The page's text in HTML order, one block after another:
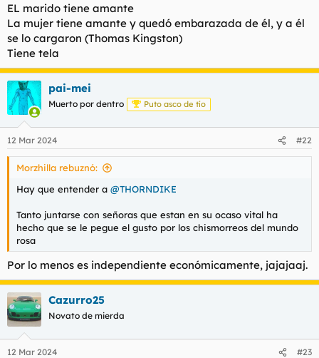
:
EL marido tiene amante
La mujer tiene amante y quedó embarazada de él, y a él
se lo cargaron (Thomas Kingston)
Tiene tela
pai-mei
Muerto por dentro Puto asco de tío
12 Mar 2024 #22
Morzhilla rebuznó:
Hay que entender a @THORNDIKE
Tanto juntarse con señoras que estan en su ocaso vital ha
hecho que se le pegue el gusto por los chismorreos del mundo
rosa
Por lo menos es independiente económicamente, jajajaaj.
Cazurro25
Novato de mierda
12 Mar 2024 #23